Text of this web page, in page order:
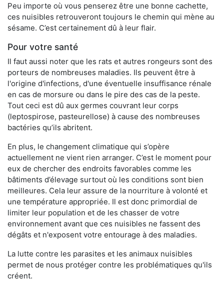
Peu importe où vous penserez être une bonne cachette,
ces nuisibles retrouveront toujours le chemin qui mène au
sésame. C’est certainement dû à leur flair.
Pour votre santé
Il faut aussi noter que les rats et autres rongeurs sont des
porteurs de nombreuses maladies. Ils peuvent être à
l'origine d'infections, d'une éventuelle insuffisance rénale
en cas de morsure ou dans le pire des cas de la peste.
Tout ceci est dû aux germes couvrant leur corps
(leptospirose, pasteurellose) à cause des nombreuses
bactéries qu’ils abritent.
En plus, le changement climatique qui s’opère
actuellement ne vient rien arranger. C’est le moment pour
eux de chercher des endroits favorables comme les
bâtiments d’élevage surtout où les conditions sont bien
meilleures. Cela leur assure de la nourriture à volonté et
une température appropriée. Il est donc primordial de
limiter leur population et de les chasser de votre
environnement avant que ces nuisibles ne fassent des
dégâts et n'exposent votre entourage à des maladies.
La lutte contre les parasites et les animaux nuisibles
permet de nous protéger contre les problématiques qu'ils
créent.